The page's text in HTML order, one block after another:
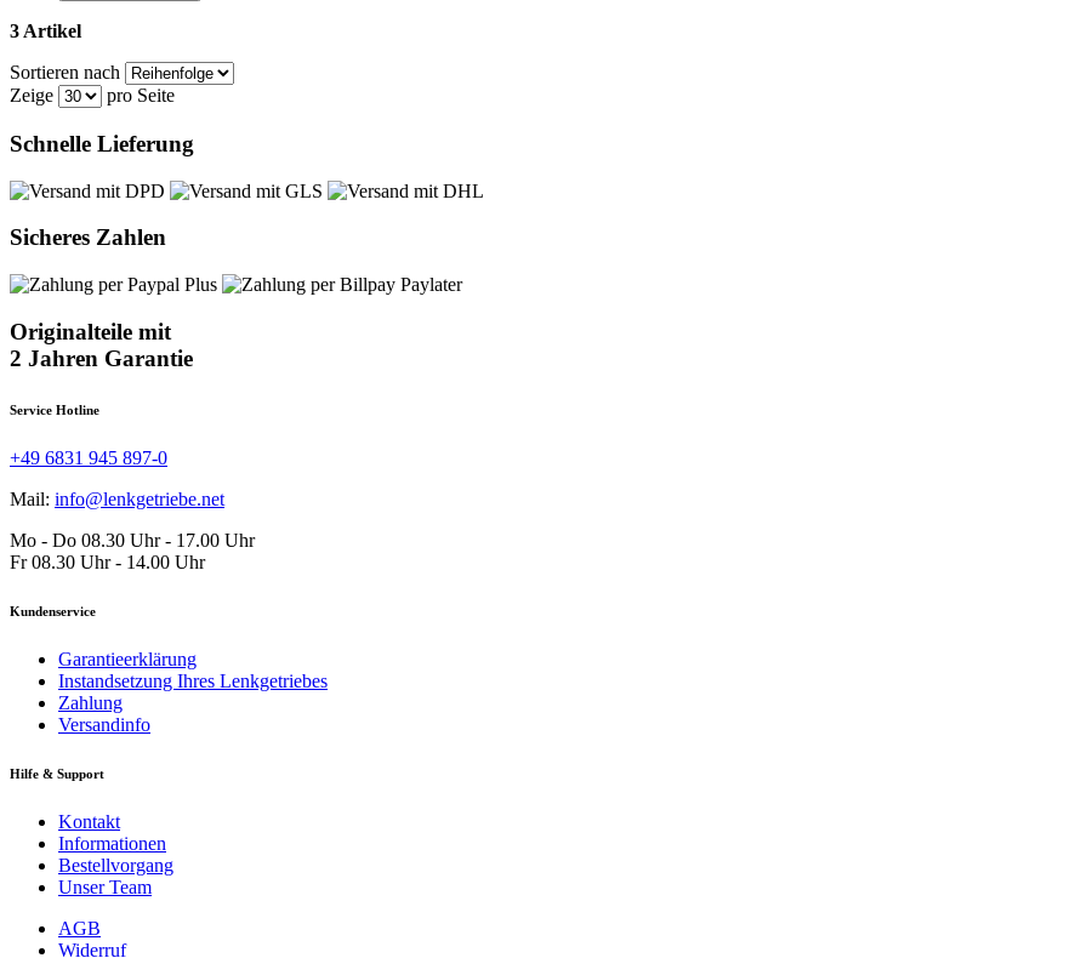
3 Artikel
Sortieren nach
Zeige
pro Seite
Schnelle Lieferung
Sicheres Zahlen
Originalteile mit
2 Jahren Garantie
Service Hotline
+49 6831 945 897-0
Mail: info@lenkgetriebe.net
Mo - Do 08.30 Uhr - 17.00 Uhr
Fr 08.30 Uhr - 14.00 Uhr
Kundenservice
Garantieerklärung
Instandsetzung Ihres Lenkgetriebes
Zahlung
Versandinfo
Hilfe & Support
Kontakt
Informationen
Bestellvorgang
Unser Team
AGB
Widerruf